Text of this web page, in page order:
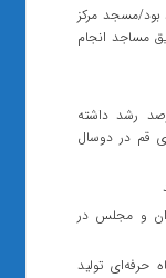
بود/مسجد مرکز
مساجد انجام
سیزدهم مدرسه‌سازی در قم ۲۰۰ درصد رشد داشته
قم در دوسال
و مجلس در
حرفه‌ای تولید